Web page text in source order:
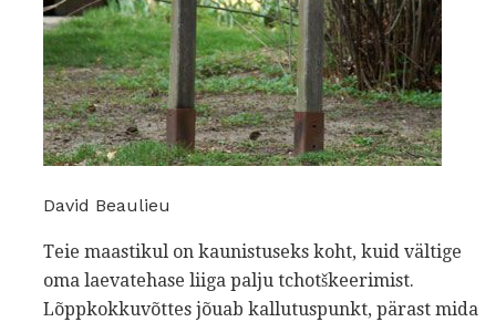
David Beaulieu
Teie maastikul on kaunistuseks koht, kuid vältige
oma laevatehase liiga palju tchotškeerimist.
Lõppkokkuvõttes jõuab kallutuspunkt, pärast mida